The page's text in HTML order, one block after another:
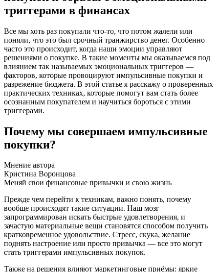
триггерами в финансах
Все мы хоть раз покупали что-то, что потом жалели или
поняли, что это был срочный транжирство денег. Особенно
часто это происходит, когда наши эмоции управляют
решениями о покупке. В такие моменты мы оказываемся под
влиянием так называемых эмоциональных триггеров —
факторов, которые провоцируют импульсивные покупки и
разрежение бюджета. В этой статье я расскажу о проверенных
практических техниках, которые помогут вам стать более
осознанным покупателем и научиться бороться с этими
триггерами.
Почему мы совершаем импульсивные
покупки?
Мнение автора
Кристина Воронцова
Меняй свои финансовые привычки и свою жизнь
Прежде чем перейти к техникам, важно понять, почему
вообще происходят такие ситуации. Наш мозг
запрограммирован искать быстрые удовлетворения, и
зачастую материальные вещи становятся способом получить
кратковременное удовольствие. Стресс, скука, желание
поднять настроение или просто привычка — все это могут
стать триггерами импульсивных покупок.
Также на решения влияют маркетинговые приёмы: яркие